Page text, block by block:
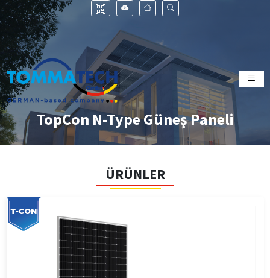
TopCon N-Type Güneş Paneli
ÜRÜNLER